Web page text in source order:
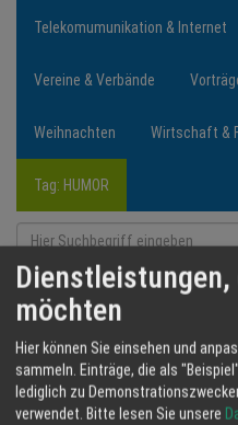
Telekomumunikation & Internet
Vereine & Verbände
Weihnachten Wirtschaft &
Tag: HUMOR
möchten
Hier können Sie einsehen und
sammeln. Einträge, die als
lediglich zu
verwendet. Bitte lesen Sie unsere